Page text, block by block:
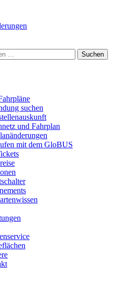
suchen
und Fahrplan
mit dem GloBUS